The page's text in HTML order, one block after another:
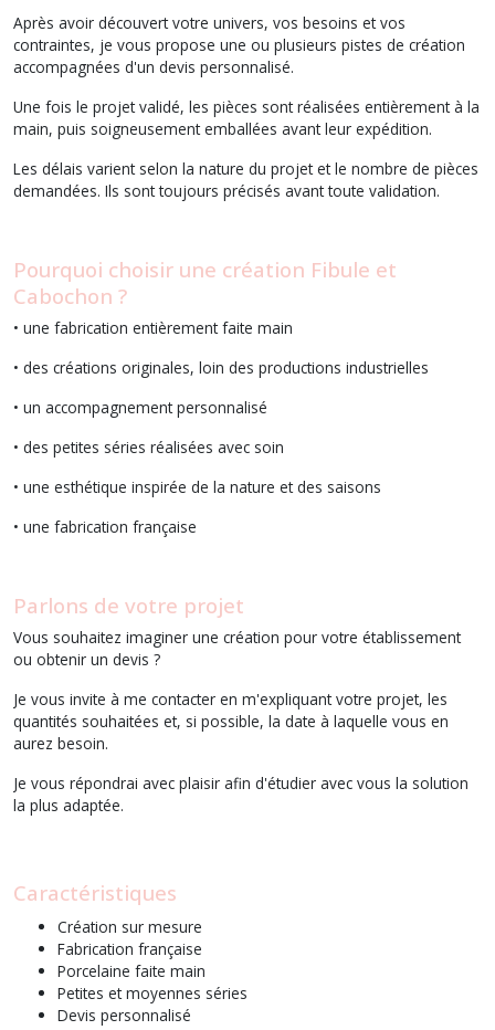
Après avoir découvert votre univers, vos besoins et vos
contraintes, je vous propose une ou plusieurs pistes de création
accompagnées d'un devis personnalisé.
Une fois le projet validé, les pièces sont réalisées entièrement à la
main, puis soigneusement emballées avant leur expédition.
Les délais varient selon la nature du projet et le nombre de pièces
demandées. Ils sont toujours précisés avant toute validation.
Pourquoi choisir une création Fibule et
Cabochon ?
• une fabrication entièrement faite main
• des créations originales, loin des productions industrielles
• un accompagnement personnalisé
• des petites séries réalisées avec soin
• une esthétique inspirée de la nature et des saisons
• une fabrication française
Parlons de votre projet
Vous souhaitez imaginer une création pour votre établissement
ou obtenir un devis ?
Je vous invite à me contacter en m'expliquant votre projet, les
quantités souhaitées et, si possible, la date à laquelle vous en
aurez besoin.
Je vous répondrai avec plaisir afin d'étudier avec vous la solution
la plus adaptée.
Caractéristiques
Création sur mesure
Fabrication française
Porcelaine faite main
Petites et moyennes séries
Devis personnalisé